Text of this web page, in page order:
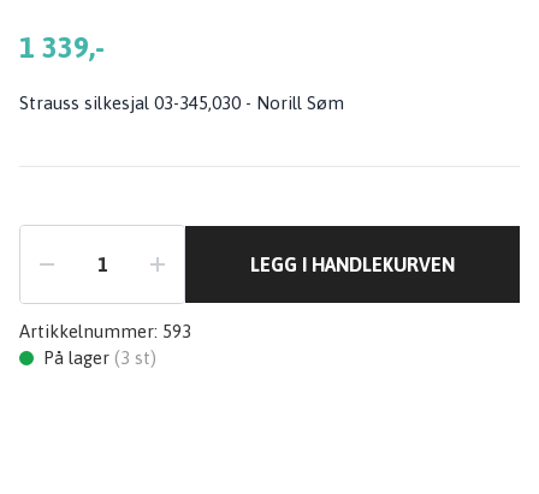
1 339,-
Strauss silkesjal 03-345,030 - Norill Søm
LEGG I HANDLEKURVEN
Artikkelnummer: 593
På lager (3 st)